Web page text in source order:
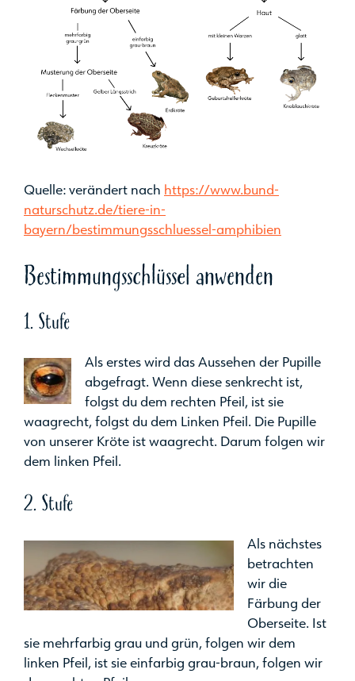
Quelle: verändert nach https://www.bund-
naturschutz.de/tiere-in-
bayern/bestimmungsschluessel-amphibien
Bestimmungsschlüssel anwenden
1. Stufe
Als erstes wird das Aussehen der Pupille
abgefragt. Wenn diese senkrecht ist,
folgst du dem rechten Pfeil, ist sie
waagrecht, folgst du dem Linken Pfeil. Die Pupille
von unserer Kröte ist waagrecht. Darum folgen wir
dem linken Pfeil.
2. Stufe
Als nächstes
betrachten
wir die
Färbung der
Oberseite. Ist
sie mehrfarbig grau und grün, folgen wir dem
linken Pfeil, ist sie einfarbig grau-braun, folgen wir